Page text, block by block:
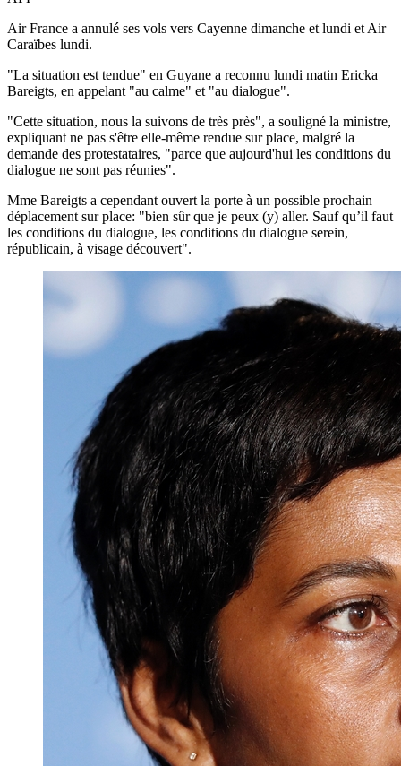
Air France a annulé ses vols vers Cayenne dimanche et lundi et Air
Caraïbes lundi.
"La situation est tendue" en Guyane a reconnu lundi matin Ericka
Bareigts, en appelant "au calme" et "au dialogue".
"Cette situation, nous la suivons de très près", a souligné la ministre,
expliquant ne pas s'être elle-même rendue sur place, malgré la
demande des protestataires, "parce que aujourd'hui les conditions du
dialogue ne sont pas réunies".
Mme Bareigts a cependant ouvert la porte à un possible prochain
déplacement sur place: "bien sûr que je peux (y) aller. Sauf qu’il faut
les conditions du dialogue, les conditions du dialogue serein,
républicain, à visage découvert".